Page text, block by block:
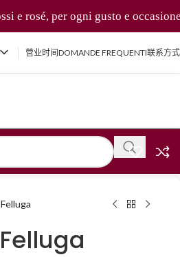
per ogni gusto e occasione 🍷✨
营业时间DOMANDE FREQUENTI联系方式